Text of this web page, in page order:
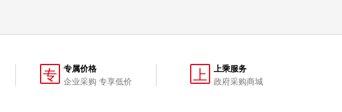
专
专属价格
企业采购 专享低价
上
上乘服务
政府采购商城